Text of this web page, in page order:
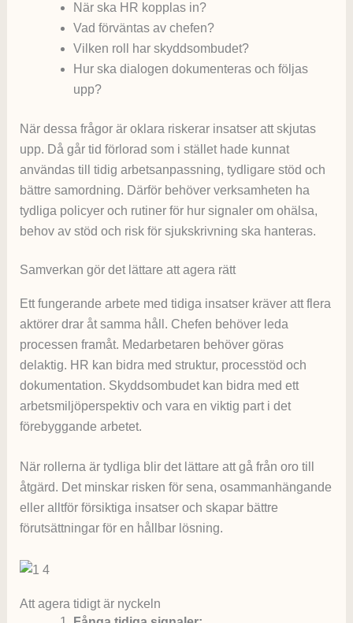
När ska HR kopplas in?
Vad förväntas av chefen?
Vilken roll har skyddsombudet?
Hur ska dialogen dokumenteras och följas
upp?
När dessa frågor är oklara riskerar insatser att skjutas
upp. Då går tid förlorad som i stället hade kunnat
användas till tidig arbetsanpassning, tydligare stöd och
bättre samordning. Därför behöver verksamheten ha
tydliga policyer och rutiner för hur signaler om ohälsa,
behov av stöd och risk för sjukskrivning ska hanteras.
Samverkan gör det lättare att agera rätt
Ett fungerande arbete med tidiga insatser kräver att flera
aktörer drar åt samma håll. Chefen behöver leda
processen framåt. Medarbetaren behöver göras
delaktig. HR kan bidra med struktur, processtöd och
dokumentation. Skyddsombudet kan bidra med ett
arbetsmiljöperspektiv och vara en viktig part i det
förebyggande arbetet.
När rollerna är tydliga blir det lättare att gå från oro till
åtgärd. Det minskar risken för sena, osammanhängande
eller alltför försiktiga insatser och skapar bättre
förutsättningar för en hållbar lösning.
Att agera tidigt är nyckeln